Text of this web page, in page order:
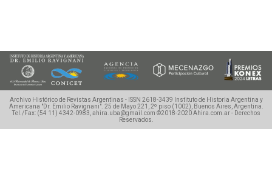
Archivo Histórico de Revistas Argentinas - ISSN 2618-3439
Instituto de Historia Argentina y
Americana "Dr. Emilio Ravignani". 25 de Mayo 221, 2º piso (1002), Buenos Aires, Argentina.
Tel./Fax: (54 11) 4342-0983, ahira.uba@gmail.com ©2018-2020 Ahira.com.ar - Derechos
Reservados.